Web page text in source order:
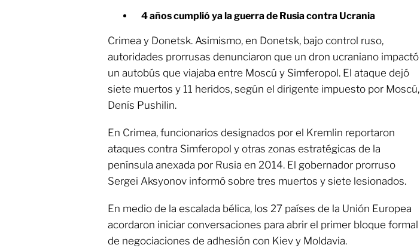
4 años cumplió ya la guerra de Rusia contra Ucrania
Crimea y Donetsk. Asimismo, en Donetsk, bajo control ruso,
autoridades prorrusas denunciaron que un dron ucraniano impactó
un autobús que viajaba entre Moscú y Simferopol. El ataque dejó
siete muertos y 11 heridos, según el dirigente impuesto por Moscú,
Denís Pushilin.
En Crimea, funcionarios designados por el Kremlin reportaron
ataques contra Simferopol y otras zonas estratégicas de la
península anexada por Rusia en 2014. El gobernador prorruso
Sergei Aksyonov informó sobre tres muertos y siete lesionados.
En medio de la escalada bélica, los 27 países de la Unión Europea
acordaron iniciar conversaciones para abrir el primer bloque formal
de negociaciones de adhesión con Kiev y Moldavia.